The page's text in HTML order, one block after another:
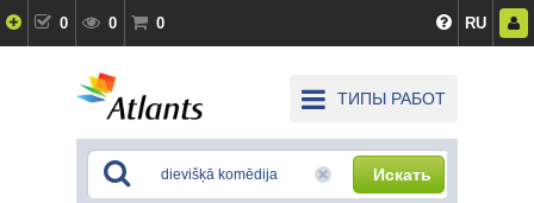
0 0 0 RU
ТИПЫ РАБОТ
Искать